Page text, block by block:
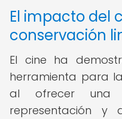
El impacto del
conservación
El cine ha
herramienta para
al ofrecer una
representación y